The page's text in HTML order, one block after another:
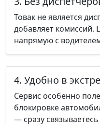
Товак не является
добавляет комиссий.
напрямую с
4. Удобно в
Сервис особенно
блокировке
— сразу